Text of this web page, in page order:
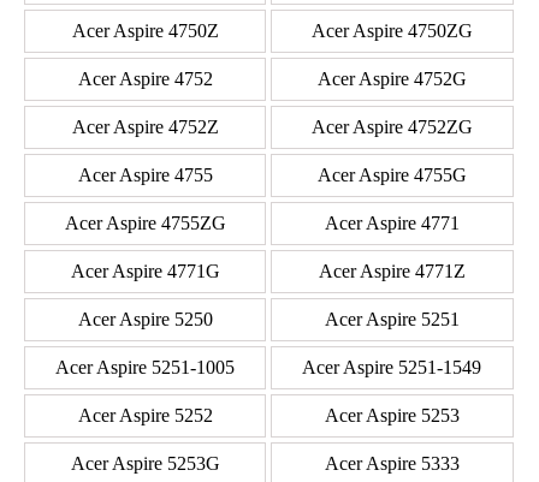
Acer Aspire 4750Z Acer Aspire 4750ZG
Acer Aspire 4752 Acer Aspire 4752G
Acer Aspire 4752Z Acer Aspire 4752ZG
Acer Aspire 4755 Acer Aspire 4755G
Acer Aspire 4755ZG Acer Aspire 4771
Acer Aspire 4771G Acer Aspire 4771Z
Acer Aspire 5250 Acer Aspire 5251
Acer Aspire 5251-1005 Acer Aspire 5251-1549
Acer Aspire 5252 Acer Aspire 5253
Acer Aspire 5253G Acer Aspire 5333